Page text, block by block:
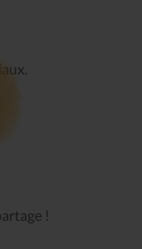
!